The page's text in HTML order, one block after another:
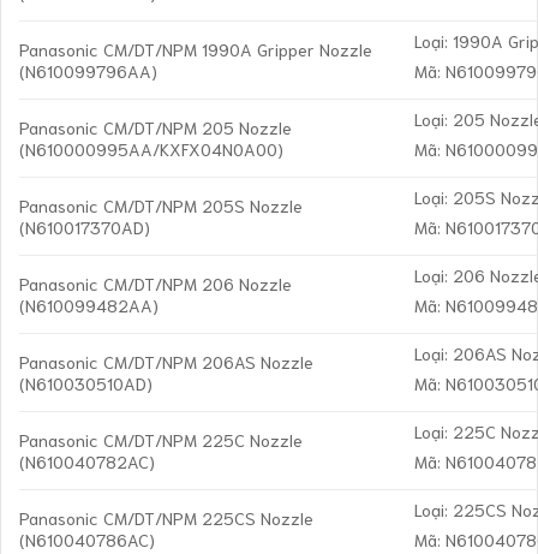
Panasonic CM/DT/NPM 1990A Gripper Nozzle
(N610099796AA)
Loại: 1990A
Mã:
Panasonic CM/DT/NPM 205 Nozzle
(N610000995AA/KXFX04N0A00)
Loại: 205
Mã:
Panasonic CM/DT/NPM 205S Nozzle
(N610017370AD)
Loại: 205S
Mã:
Panasonic CM/DT/NPM 206 Nozzle
(N610099482AA)
Loại: 206
Mã:
Panasonic CM/DT/NPM 206AS Nozzle
(N610030510AD)
Loại: 206AS
Mã:
Panasonic CM/DT/NPM 225C Nozzle
(N610040782AC)
Loại: 225C
Mã:
Panasonic CM/DT/NPM 225CS Nozzle
(N610040786AC)
Loại: 225CS
Mã: